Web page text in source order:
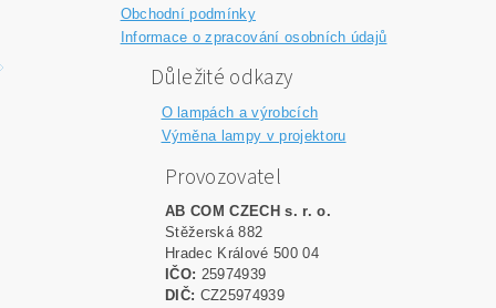
Obchodní podmínky
Informace o zpracování osobních údajů
Důležité odkazy
O lampách a výrobcích
Výměna lampy v projektoru
Provozovatel
AB COM CZECH s. r. o.
Stěžerská 882
Hradec Králové 500 04
IČO: 25974939
DIČ: CZ25974939